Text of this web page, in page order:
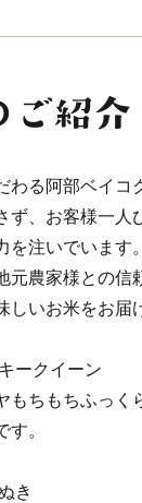
わる阿部ベイコ
ず、お客様一人
注いでいます。
元農家様との信
いお米をお届
ークイーン
もちもちふっく
。
き